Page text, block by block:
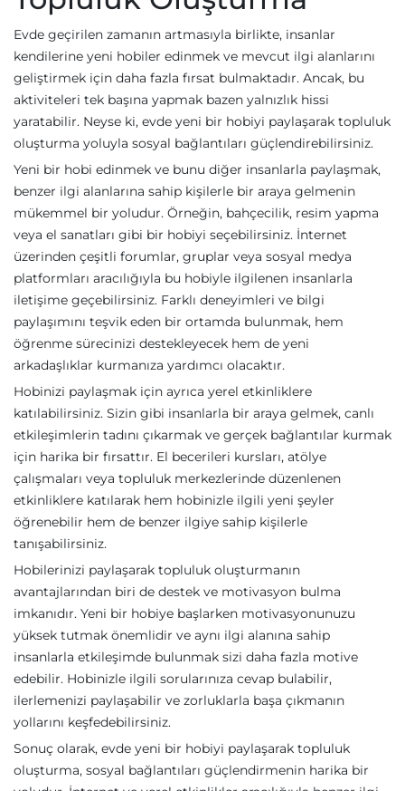
Evde geçirilen zamanın artmasıyla birlikte, insanlar
kendilerine yeni hobiler edinmek ve mevcut ilgi alanlarını
geliştirmek için daha fazla fırsat bulmaktadır. Ancak, bu
aktiviteleri tek başına yapmak bazen yalnızlık hissi
yaratabilir. Neyse ki, evde yeni bir hobiyi paylaşarak topluluk
oluşturma yoluyla sosyal bağlantıları güçlendirebilirsiniz.
Yeni bir hobi edinmek ve bunu diğer insanlarla paylaşmak,
benzer ilgi alanlarına sahip kişilerle bir araya gelmenin
mükemmel bir yoludur. Örneğin, bahçecilik, resim yapma
veya el sanatları gibi bir hobiyi seçebilirsiniz. İnternet
üzerinden çeşitli forumlar, gruplar veya sosyal medya
platformları aracılığıyla bu hobiyle ilgilenen insanlarla
iletişime geçebilirsiniz. Farklı deneyimleri ve bilgi
paylaşımını teşvik eden bir ortamda bulunmak, hem
öğrenme sürecinizi destekleyecek hem de yeni
arkadaşlıklar kurmanıza yardımcı olacaktır.
Hobinizi paylaşmak için ayrıca yerel etkinliklere
katılabilirsiniz. Sizin gibi insanlarla bir araya gelmek, canlı
etkileşimlerin tadını çıkarmak ve gerçek bağlantılar kurmak
için harika bir fırsattır. El becerileri kursları, atölye
çalışmaları veya topluluk merkezlerinde düzenlenen
etkinliklere katılarak hem hobinizle ilgili yeni şeyler
öğrenebilir hem de benzer ilgiye sahip kişilerle
tanışabilirsiniz.
Hobilerinizi paylaşarak topluluk oluşturmanın
avantajlarından biri de destek ve motivasyon bulma
imkanıdır. Yeni bir hobiye başlarken motivasyonunuzu
yüksek tutmak önemlidir ve aynı ilgi alanına sahip
insanlarla etkileşimde bulunmak sizi daha fazla motive
edebilir. Hobinizle ilgili sorularınıza cevap bulabilir,
ilerlemenizi paylaşabilir ve zorluklarla başa çıkmanın
yollarını keşfedebilirsiniz.
Sonuç olarak, evde yeni bir hobiyi paylaşarak topluluk
oluşturma, sosyal bağlantıları güçlendirmenin harika bir